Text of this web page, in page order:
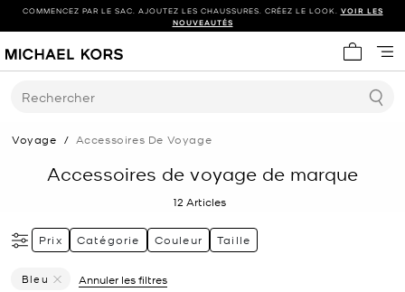
COMMENCEZ PAR LE SAC. AJOUTEZ LES CHAUSSURES. CRÉEZ LE LOOK. VOIR LES
NOUVEAUTÉS
Mon
Rechercher
Voyage / Accessoires De Voyage
Accessoires de voyage de marque
12 Articles
Prix Catégorie Couleur Taille
Bleu
Annuler les filtres